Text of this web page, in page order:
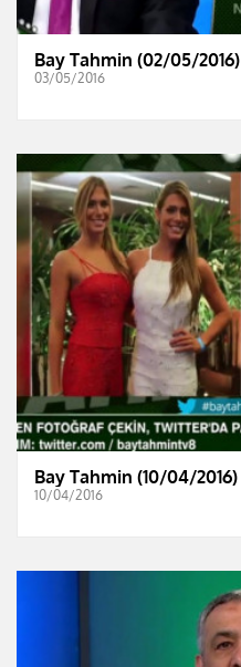
Bay Tahmin (02/05/2016)
03/05/2016
Bay Tahmin (10/04/2016)
10/04/2016